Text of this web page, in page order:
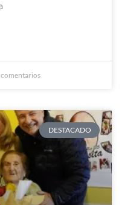
comentarios
DESTACADO